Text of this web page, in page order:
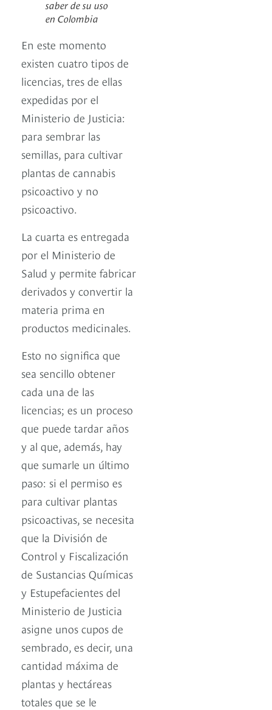
saber de su uso
en Colombia
En este momento
existen cuatro tipos de
licencias, tres de ellas
expedidas por el
Ministerio de Justicia:
para sembrar las
semillas, para cultivar
plantas de cannabis
psicoactivo y no
psicoactivo.
La cuarta es entregada
por el Ministerio de
Salud y permite fabricar
derivados y convertir la
materia prima en
productos medicinales.
Esto no significa que
sea sencillo obtener
cada una de las
licencias; es un proceso
que puede tardar años
y al que, además, hay
que sumarle un último
paso: si el permiso es
para cultivar plantas
psicoactivas, se necesita
que la División de
Control y Fiscalización
de Sustancias Químicas
y Estupefacientes del
Ministerio de Justicia
asigne unos cupos de
sembrado, es decir, una
cantidad máxima de
plantas y hectáreas
totales que se le